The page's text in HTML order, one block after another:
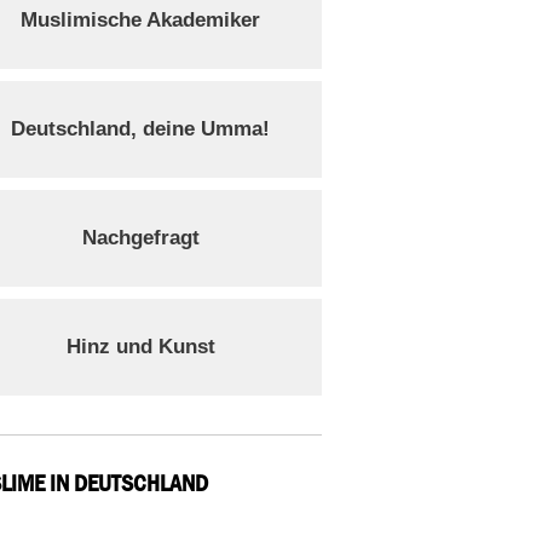
Muslimische Akademiker
Deutschland, deine Umma!
Nachgefragt
Hinz und Kunst
IN DEUTSCHLAND